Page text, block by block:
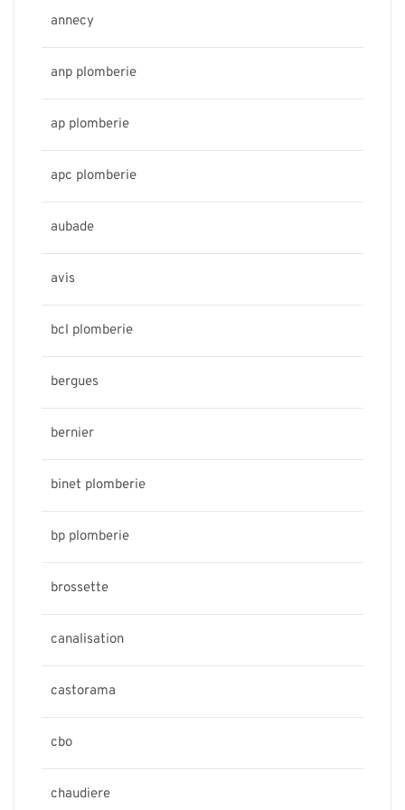
annecy
anp plomberie
ap plomberie
apc plomberie
aubade
avis
bcl plomberie
bergues
bernier
binet plomberie
bp plomberie
brossette
canalisation
castorama
cbo
chaudiere